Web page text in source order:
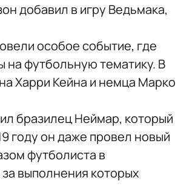
добавил в игру Ведьмака,
особое событие, где
футбольную тематику. В
Харри Кейна и немца Марко
бразилец Неймар, который
году он даже провел новый
футболиста в
выполнения которых